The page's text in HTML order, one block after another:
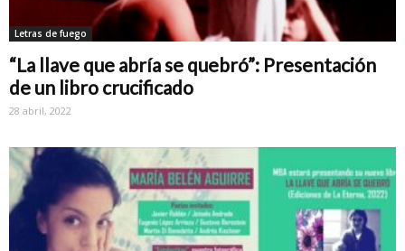
Letras de fuego
“La llave que abría se quebró”: Presentación
de un libro crucificado
28 abril, 2022